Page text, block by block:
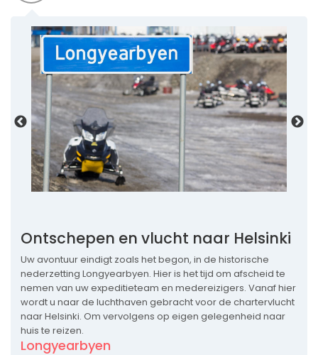
Ontschepen en vlucht naar Helsinki
Uw avontuur eindigt zoals het begon, in de historische
nederzetting Longyearbyen. Hier is het tijd om afscheid te
nemen van uw expeditieteam en medereizigers. Vanaf hier
wordt u naar de luchthaven gebracht voor de chartervlucht
naar Helsinki. Om vervolgens op eigen gelegenheid naar
huis te reizen.
Longyearbyen